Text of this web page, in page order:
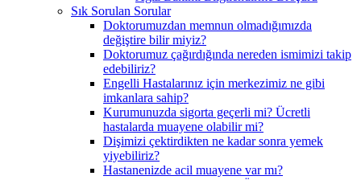
Sık Sorulan Sorular
Doktorumuzdan memnun olmadığımızda
değiştire bilir miyiz?
Doktorumuz çağırdığında nereden ismimizi takip
edebiliriz?
Engelli Hastalarınız için merkezimiz ne gibi
imkanlara sahip?
Kurumunuzda sigorta geçerli mi? Ücretli
hastalarda muayene olabilir mi?
Dişimizi çektirdikten ne kadar sonra yemek
yiyebiliriz?
Hastanenizde acil muayene var mı?